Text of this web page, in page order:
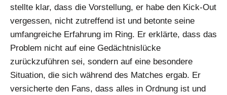
stellte klar, dass die Vorstellung, er habe den Kick-Out
vergessen, nicht zutreffend ist und betonte seine
umfangreiche Erfahrung im Ring. Er erklärte, dass das
Problem nicht auf eine Gedächtnislücke
zurückzuführen sei, sondern auf eine besondere
Situation, die sich während des Matches ergab. Er
versicherte den Fans, dass alles in Ordnung ist und